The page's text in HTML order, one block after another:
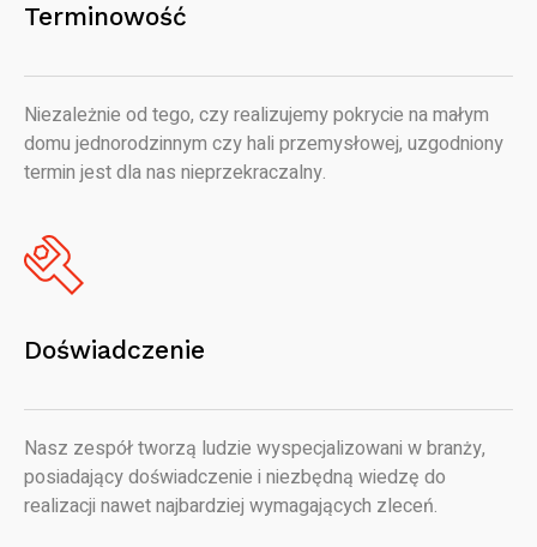
Terminowość
Niezależnie od tego, czy realizujemy pokrycie na małym
domu jednorodzinnym czy hali przemysłowej, uzgodniony
termin jest dla nas nieprzekraczalny.
Doświadczenie
Nasz zespół tworzą ludzie wyspecjalizowani w branży,
posiadający doświadczenie i niezbędną wiedzę do
realizacji nawet najbardziej wymagających zleceń.